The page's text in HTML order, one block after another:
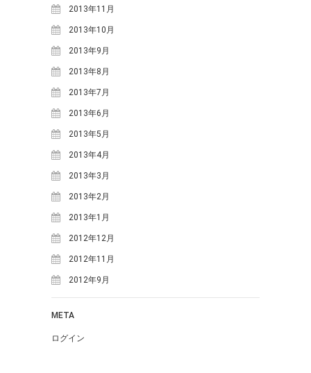
2013年11月
2013年10月
2013年9月
2013年8月
2013年7月
2013年6月
2013年5月
2013年4月
2013年3月
2013年2月
2013年1月
2012年12月
2012年11月
2012年9月
META
ログイン